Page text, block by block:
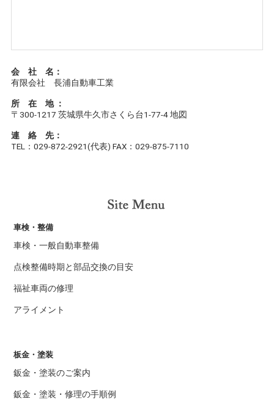
会 社 名：
有限会社 長浦自動車工業
所 在 地 ：
〒300-1217 茨城県牛久市さくら台1-77-4 地図
連 絡 先：
TEL：029-872-2921(代表) FAX：029-875-7110
車検・整備
車検・一般自動車整備
点検整備時期と部品交換の目安
福祉車両の修理
アライメント
板金・塗装
鈑金・塗装のご案内
鈑金・塗装・修理の手順例